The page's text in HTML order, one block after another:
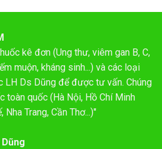
kê đơn (Ung thư, viêm gan B, C,
muộn, kháng sinh...) và các loại
LH Ds Dũng để được tư vấn. Chúng
toàn quốc (Hà Nội, Hồ Chí Minh
Nha Trang, Cần Thơ...)"